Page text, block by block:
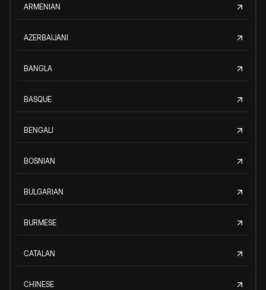
ARMENIAN
AZERBAIJANI
BANGLA
BASQUE
BENGALI
BOSNIAN
BULGARIAN
BURMESE
CATALAN
CHINESE